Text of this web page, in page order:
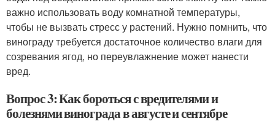
важно использовать воду комнатной температуры,
чтобы не вызвать стресс у растений. Нужно помнить, что
винограду требуется достаточное количество влаги для
созревания ягод, но переувлажнение может нанести
вред.
Вопрос 3: Как бороться с вредителями и
болезнями винограда в августе и сентябре